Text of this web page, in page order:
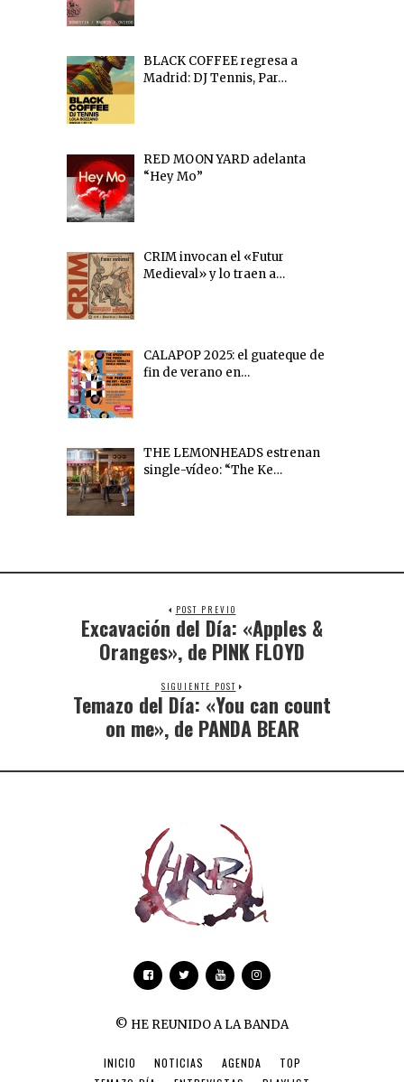
BLACK COFFEE regresa a
Madrid: DJ Tennis, Par…
RED MOON YARD adelanta
“Hey Mo”
CRIM invocan el «Futur
Medieval» y lo traen a…
CALAPOP 2025: el guateque de
fin de verano en…
THE LEMONHEADS estrenan
single-vídeo: “The Ke…
POST PREVIO
Excavación del Día: «Apples &
Oranges», de PINK FLOYD
SIGUIENTE POST
Temazo del Día: «You can count
on me», de PANDA BEAR
© HE REUNIDO A LA BANDA
INICIO NOTICIAS AGENDA
TOP